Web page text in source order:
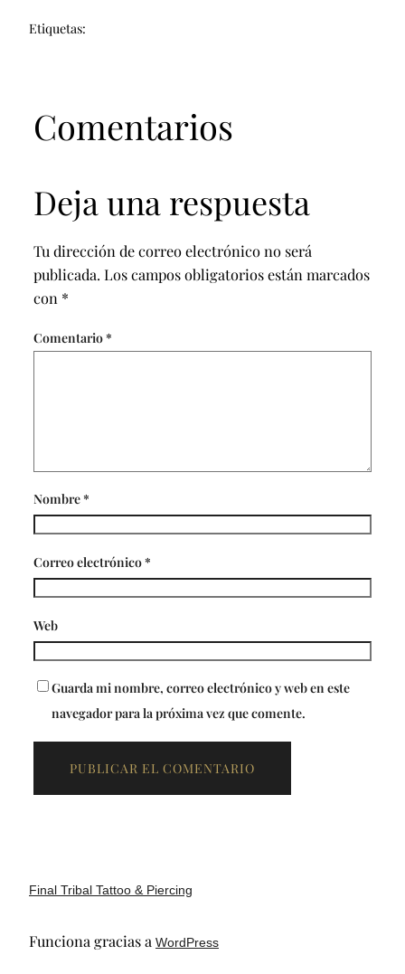
Etiquetas:
Comentarios
Deja una respuesta
Tu dirección de correo electrónico no será
publicada. Los campos obligatorios están marcados
con *
Comentario*
Nombre*
Correo electrónico*
Web
Guarda mi nombre, correo electrónico y web en este
navegador para la próxima vez que comente.
Final Tribal Tattoo & Piercing
Funciona gracias a WordPress